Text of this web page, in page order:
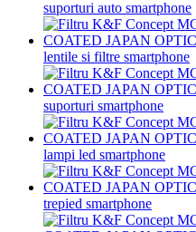
suporturi auto smartphone
lentile si filtre smartphone
suporturi smartphone
lampi led smartphone
trepied smartphone